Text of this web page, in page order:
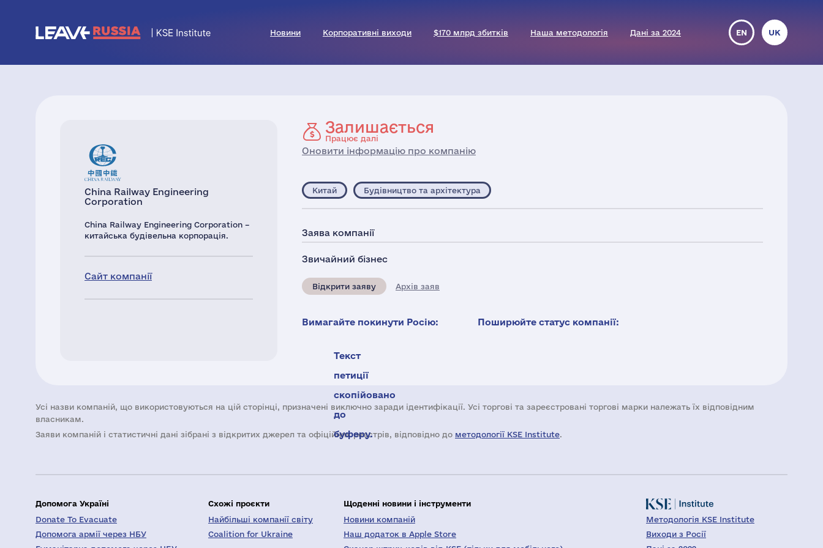
Новини Корпоративні виходи $170 млрд збитків Наша методологія Дані за 2024 EN UK
China Railway Engineering
Corporation
China Railway Engineering Corporation –
китайська будівельна корпорація.
Сайт компанії
Залишається
Працює далі
Оновити інформацію про компанію
Китай Будівництво та архітектура
Заява компанії
Звичайний бізнес
Відкрити заяву Архів заяв
Вимагайте покинути Росію:
Текст
петиції
скопійовано
до
буферу.
Поширюйте статус компанії:
Усі назви компаній, що використовуються на цій сторінці, призначені виключно заради ідентифікації. Усі торгові та зареєстровані торгові марки належать їх відповідним
власникам.
Заяви компаній i статистичні дані зібрані з відкритих джерел та офіційних реєстрів, відповідно до методології KSE Institute.
Допомога Україні
Donate To Evacuate
Допомога армії через НБУ
Схожі проєкти
Найбільші компанії світу
Coalition for Ukraine
Щоденні новини і інструменти
Новини компаній
Наш додаток в Apple Store
Методологія KSE Institute
Виходи з Росії